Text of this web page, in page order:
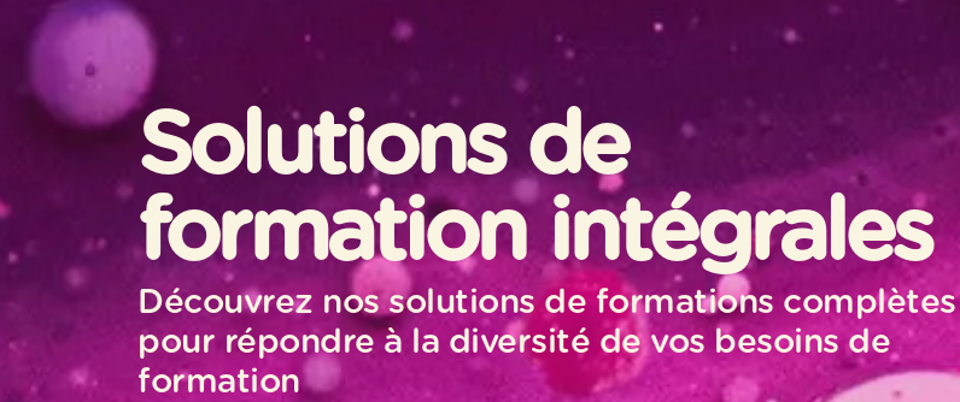
Solutions de
formation intégrales
Découvrez nos solutions de formations complètes
pour répondre à la diversité de vos besoins de
formation